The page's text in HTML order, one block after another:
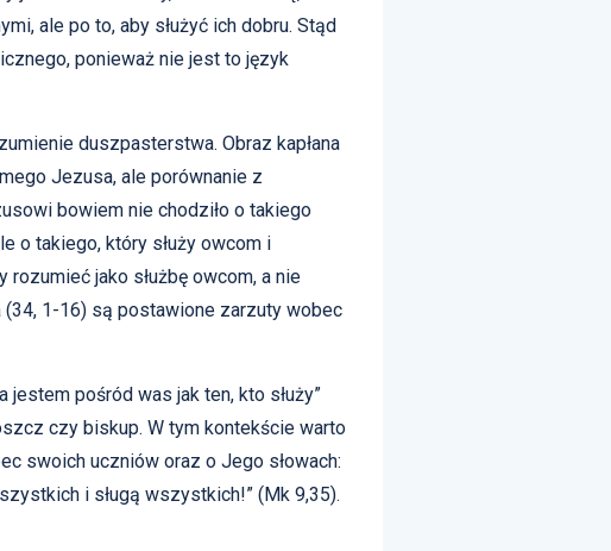
ale po to, aby służyć ich dobru. Stąd
ponieważ nie jest to język
duszpasterstwa. Obraz kapłana
Jezusa, ale porównanie z
bowiem nie chodziło o takiego
o takiego, który służy owcom i
jako służbę owcom, a nie
1-16) są postawione zarzuty wobec
jestem pośród was jak ten, kto służy”
czy biskup. W tym kontekście warto
swoich uczniów oraz o Jego słowach:
i sługą wszystkich!” (Mk 9,35).